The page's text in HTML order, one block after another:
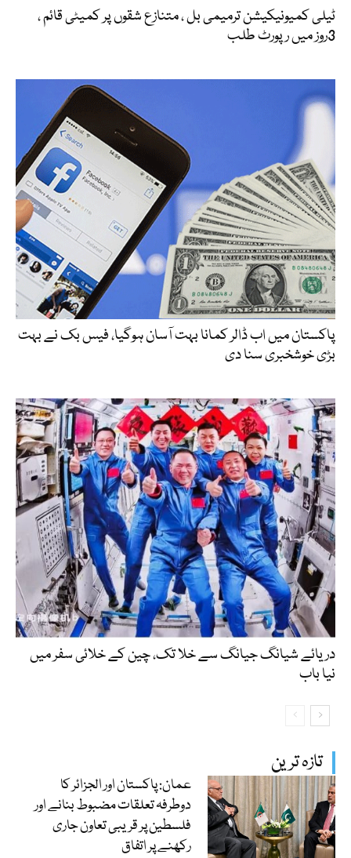
تازہ ترین
عمان: پاکستان اور الجزائر کا
دوطرفہ تعلقات مضبوط بنانے اور
فلسطین پر قریبی تعاون جاری
رکھنے پر اتفاق
ٹیلی کمیونیکیشن ترمیمی بل ، متنازع شقوں پر کمیٹی قائم ،
3روز میں رپورٹ طلب
پاکستان میں اب ڈالر کمانا بہت آسان ہوگیا، فیس بک نے بہت
بڑی خوشخبری سنا دی
دریائے شیانگ جیانگ سے خلا تک، چین کے خلائی سفر میں
نیا باب